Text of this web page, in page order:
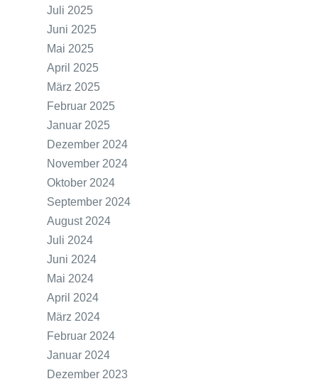
Juli 2025
Juni 2025
Mai 2025
April 2025
März 2025
Februar 2025
Januar 2025
Dezember 2024
November 2024
Oktober 2024
September 2024
August 2024
Juli 2024
Juni 2024
Mai 2024
April 2024
März 2024
Februar 2024
Januar 2024
Dezember 2023